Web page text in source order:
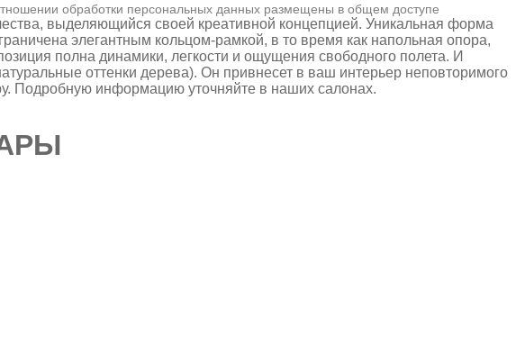
обработки персональных данных размещены в общем доступе
выделяющийся своей креативной концепцией. Уникальная форма
элегантным кольцом-рамкой, в то время как напольная опора,
полна динамики, легкости и ощущения свободного полета. И
оттенки дерева). Он привнесет в ваш интерьер неповторимого
Подробную информацию уточняйте в наших салонах.